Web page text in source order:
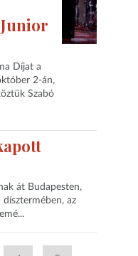
Junior
Díjat a
2-án,
Szabó
át Budapesten,
az